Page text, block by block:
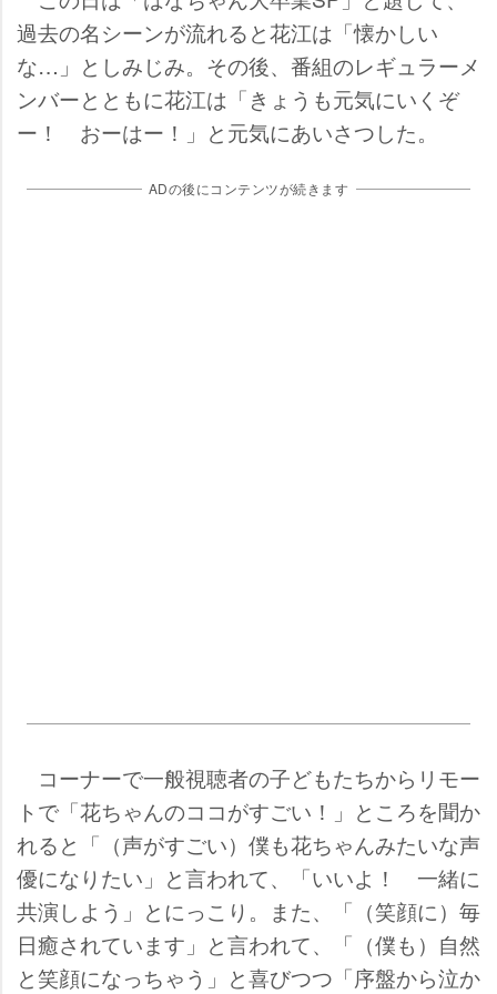
過去の名シーンが流れると花江は「懐かしい
な…」としみじみ。その後、番組のレギュラーメ
ンバーとともに花江は「きょうも元気にいくぞ
ー！ おーはー！」と元気にあいさつした。
ADの後にコンテンツが続きます
コーナーで一般視聴者の子どもたちからリモー
トで「花ちゃんのココがすごい！」ところを聞か
れると「（声がすごい）僕も花ちゃんみたいな声
優になりたい」と言われて、「いいよ！ 一緒に
共演しよう」とにっこり。また、「（笑顔に）毎
日癒されています」と言われて、「（僕も）自然
と笑顔になっちゃう」と喜びつつ「序盤から泣か